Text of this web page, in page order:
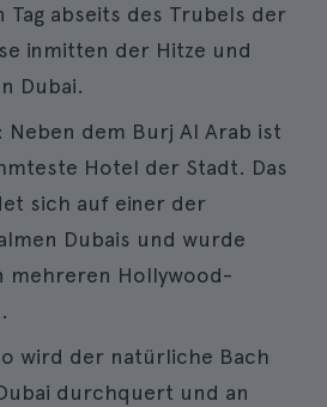
Tag abseits des Trubels der
inmitten der Hitze und
Dubai.
: Neben dem Burj Al Arab ist
Hotel der Stadt. Das
sich auf einer der
Dubais und wurde
mehreren Hollywood-
wird der natürliche Bach
durchquert und an